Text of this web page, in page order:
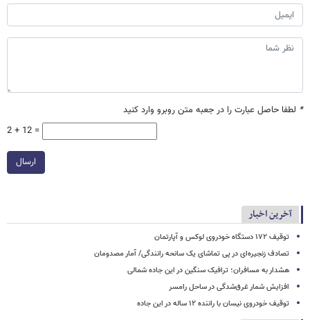
* لطفا حاصل عبارت را در جعبه متن روبرو وارد کنید
2 + 12 =
ارسال
آخرین اخبار
توقیف ۱۷۲ دستگاه خودروی لوکس و آپارتمان
تصادف زنجیره‌ای در پی تماشای یک سانحه رانندگی/ آمار مصدومان
هشدار به مسافران؛ ترافیک سنگین در این جاده شمالی
افزایش شمار غرق‌شدگی در ساحل رامسر
توقیف خودروی نیسان با راننده ۱۲ ساله در این جاده